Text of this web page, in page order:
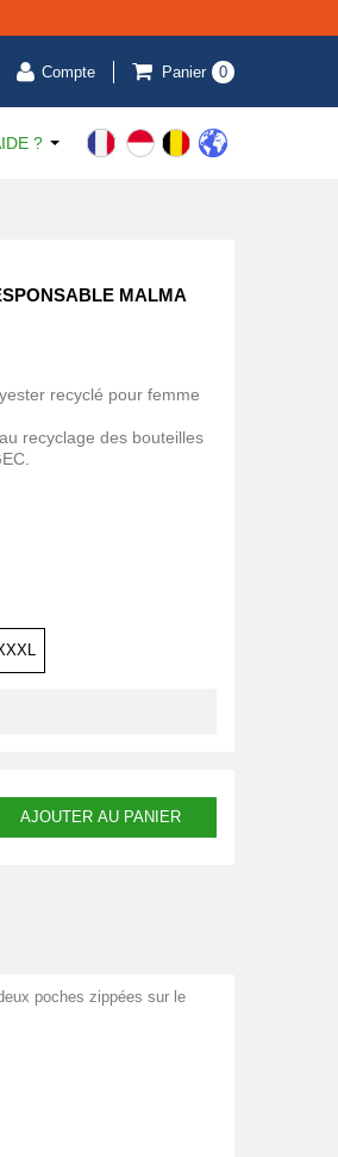
Compte Panier 0
?
MALMA
recyclé pour femme
recyclage des bouteilles
AJOUTER AU PANIER
poches zippées sur le